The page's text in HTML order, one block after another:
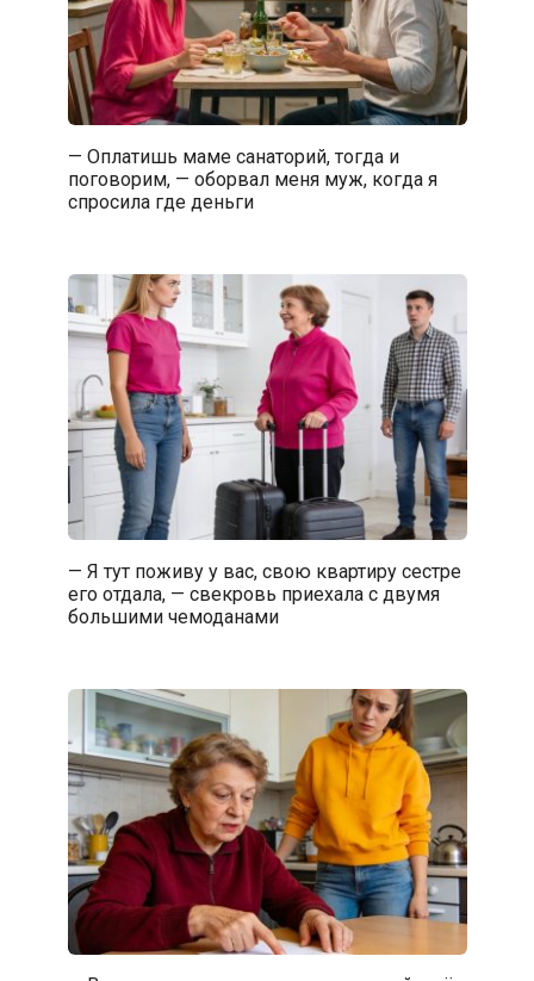
— Оплатишь маме санаторий, тогда и
поговорим, — оборвал меня муж, когда я
спросила где деньги
— Я тут поживу у вас, свою квартиру сестре
его отдала, — свекровь приехала с двумя
большими чемоданами